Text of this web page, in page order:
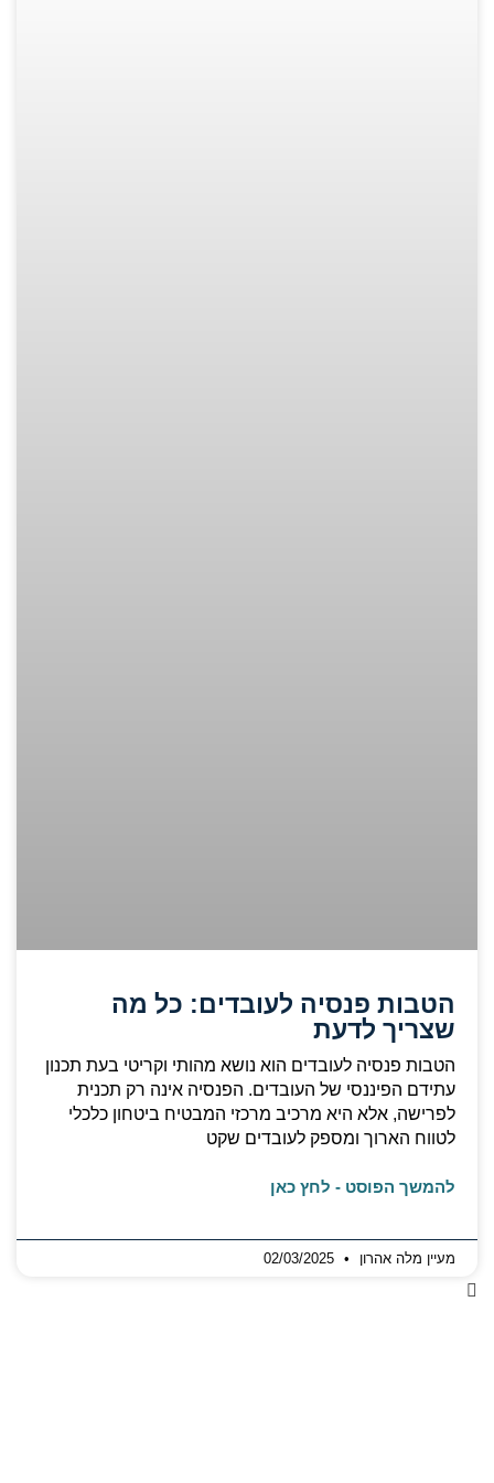
הטבות פנסיה לעובדים: כל מה
שצריך לדעת
הטבות פנסיה לעובדים הוא נושא מהותי וקריטי בעת תכנון
עתידם הפיננסי של העובדים. הפנסיה אינה רק תכנית
לפרישה, אלא היא מרכיב מרכזי המבטיח ביטחון כלכלי
לטווח הארוך ומספק לעובדים שקט
להמשך הפוסט - לחץ כאן
מעיין מלה אהרון